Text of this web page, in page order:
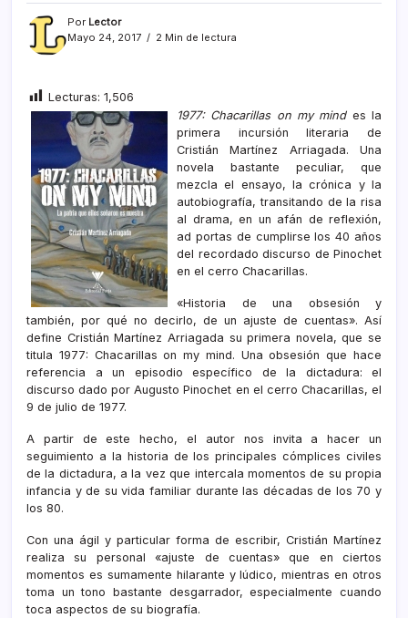
Por Lector
Mayo 24, 2017
2 Min de lectura
Lecturas: 1,506
1977: Chacarillas on my mindes la
primera incursión literaria de
Cristián Martínez Arriagada. Una
novela bastante peculiar, que
mezcla el ensayo, la crónica y la
autobiografía, transitando de la risa
al drama, en un afán de reflexión,
ad portas de cumplirse los 40 años
del recordado discurso de Pinochet
en el cerro Chacarillas.
«Historia de una obsesión y
también, por qué no decirlo, de un ajuste de cuentas». Así
define Cristián Martínez Arriagada su primera novela, que se
titula 1977: Chacarillas on my mind. Una obsesión que hace
referencia a un episodio específico de la dictadura: el
discurso dado por Augusto Pinochet en el cerro Chacarillas, el
9 de julio de 1977.
A partir de este hecho, el autor nos invita a hacer un
seguimiento a la historia de los principales cómplices civiles
de la dictadura, a la vez que intercala momentos de su propia
infancia y de su vida familiar durante las décadas de los 70 y
los 80.
Con una ágil y particular forma de escribir, Cristián Martínez
realiza su personal «ajuste de cuentas» que en ciertos
momentos es sumamente hilarante y lúdico, mientras en otros
toma un tono bastante desgarrador, especialmente cuando
toca aspectos de su biografía.